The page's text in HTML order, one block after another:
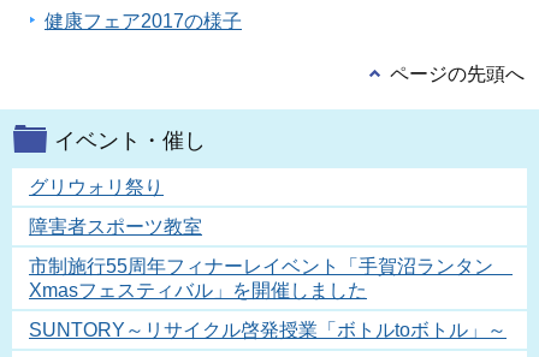
健康フェア2017の様子
ページの先頭へ
イベント・催し
グリウォリ祭り
障害者スポーツ教室
市制施行55周年フィナーレイベント「手賀沼ランタン
Xmasフェスティバル」を開催しました
SUNTORY～リサイクル啓発授業「ボトルtoボトル」～